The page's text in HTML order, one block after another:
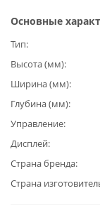
Основные
Тип
Высота (мм)
Ширина (мм)
Глубина (мм)
Управление
Дисплей
Страна бренда
Страна